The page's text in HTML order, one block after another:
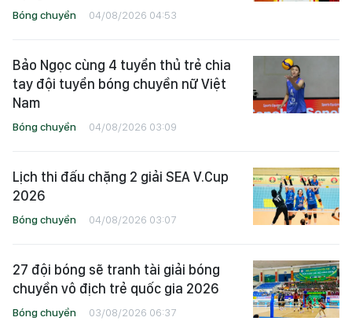
Bóng chuyền 04/08/2026 04:53
Bảo Ngọc cùng 4 tuyển thủ trẻ chia
tay đội tuyển bóng chuyền nữ Việt
Nam
Bóng chuyền 04/08/2026 03:09
Lịch thi đấu chặng 2 giải SEA V.Cup
2026
Bóng chuyền 04/08/2026 03:07
27 đội bóng sẽ tranh tài giải bóng
chuyền vô địch trẻ quốc gia 2026
Bóng chuyền 03/08/2026 06:37